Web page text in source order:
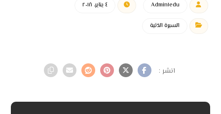
Admin١edu ٤ يناير، ٢٠١٨
السيرة الذتية